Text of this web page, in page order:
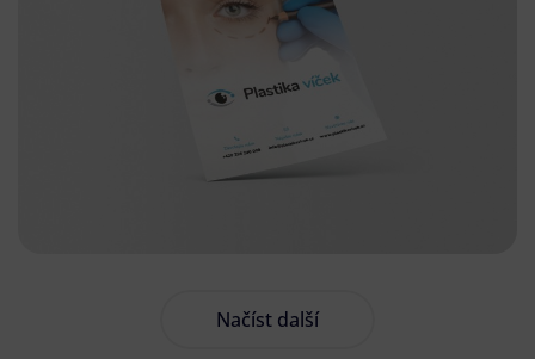
Načíst další